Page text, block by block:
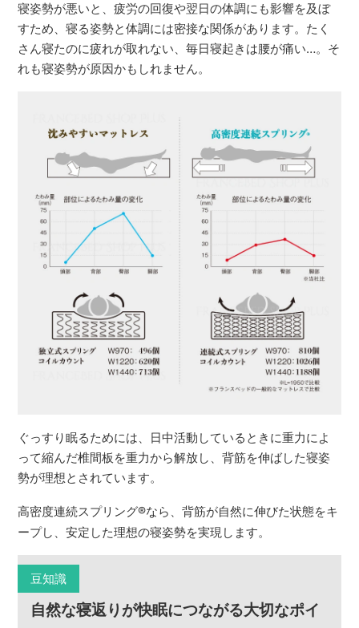
寝姿勢が悪いと、疲労の回復や翌日の体調にも影響を及ぼ
すため、寝る姿勢と体調には密接な関係があります。たく
さん寝たのに疲れが取れない、毎日寝起きは腰が痛い…。そ
れも寝姿勢が原因かもしれません。
ぐっすり眠るためには、日中活動しているときに重力によ
って縮んだ椎間板を重力から解放し、背筋を伸ばした寝姿
勢が理想とされています。
高密度連続スプリング®なら、背筋が自然に伸びた状態をキ
ープし、安定した理想の寝姿勢を実現します。
豆知識
自然な寝返りが快眠につながる大切なポイ